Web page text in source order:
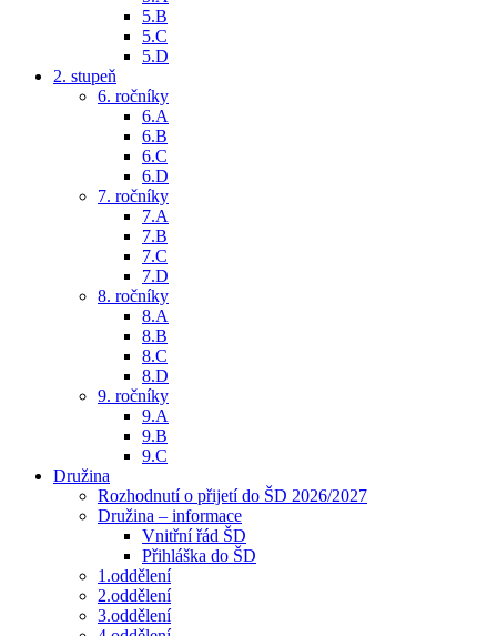
5.B
5.C
5.D
2. stupeň
6. ročníky
6.A
6.B
6.C
6.D
7. ročníky
7.A
7.B
7.C
7.D
8. ročníky
8.A
8.B
8.C
8.D
9. ročníky
9.A
9.B
9.C
Družina
Rozhodnutí o přijetí do ŠD 2026/2027
Družina – informace
Vnitřní řád ŠD
Přihláška do ŠD
1.oddělení
2.oddělení
3.oddělení